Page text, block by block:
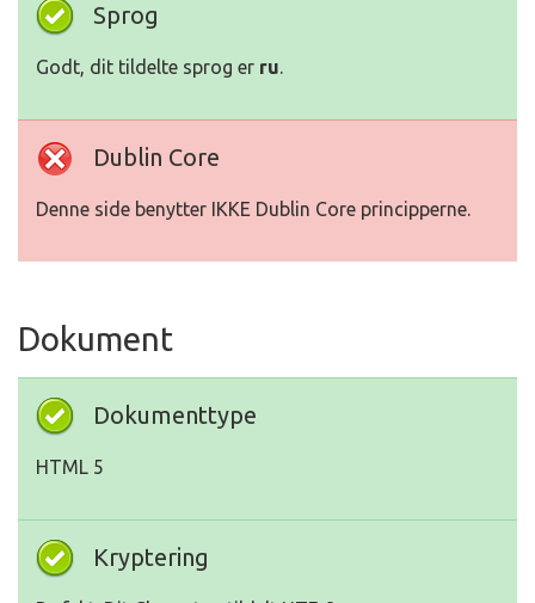
Sprog
Godt, dit tildelte sprog er ru.
Dublin Core
Denne side benytter IKKE Dublin Core principperne.
Dokument
Dokumenttype
HTML 5
Kryptering